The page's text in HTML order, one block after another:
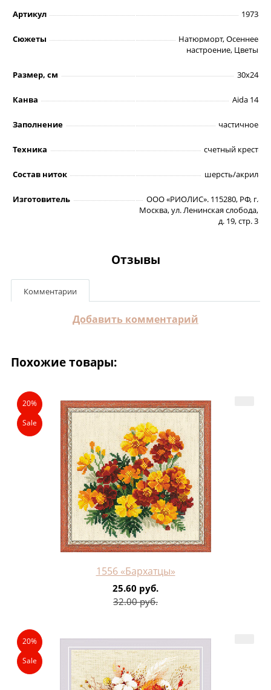
Артикул 1973
Сюжеты
Натюрморт, Осеннее
настроение, Цветы
Размер, см 30х24
Канва Aida 14
Заполнение частичное
Техника счетный крест
Состав ниток шерсть/акрил
Изготовитель
ООО «РИОЛИС». 115280, РФ, г.
Москва, ул. Ленинская слобода,
д. 19, стр. 3
Отзывы
Комментарии
Добавить комментарий
Похожие товары:
20%
Sale
1556 «Бархатцы»
25.60 руб.
32.00 руб.
20%
Sale